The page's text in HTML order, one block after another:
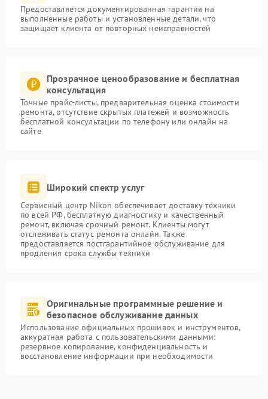
Предоставляется документированная гарантия на
выполненные работы и установленные детали, что
защищает клиента от повторных неисправностей
Прозрачное ценообразование и бесплатная
консультация
Точные прайс-листы, предварительная оценка стоимости
ремонта, отсутствие скрытых платежей и возможность
бесплатной консультации по телефону или онлайн на
сайте
Широкий спектр услуг
Сервисный центр Nikon обеспечивает доставку техники
по всей РФ, бесплатную диагностику и качественный
ремонт, включая срочный ремонт. Клиенты могут
отслеживать статус ремонта онлайн. Также
предоставляется постгарантийное обслуживание для
продления срока службы техники
Оригинальные программные решение и
безопасное обслуживание данных
Использование официальных прошивок и инструментов,
аккуратная работа с пользовательскими данными:
резервное копирование, конфиденциальность и
восстановление информации при необходимости